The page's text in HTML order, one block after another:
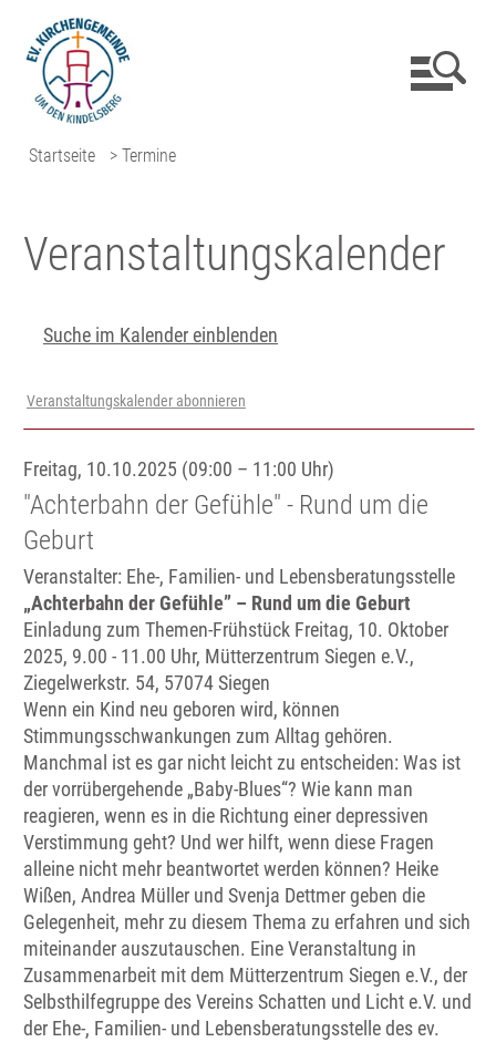
Startseite > Termine
Veranstaltungs­kalender
Suche im Kalender einblenden
Veranstaltungskalender abonnieren
Freitag, 10.10.2025 (09:00 – 11:00 Uhr)
"Achterbahn der Gefühle" - Rund um die
Geburt
Veranstalter: Ehe-, Familien- und Lebensberatungsstelle
„Achterbahn der Gefühle” – Rund um die Geburt
Einladung zum Themen-Frühstück Freitag, 10. Oktober
2025, 9.00 - 11.00 Uhr, Mütterzentrum Siegen e.V.,
Ziegelwerkstr. 54, 57074 Siegen
Wenn ein Kind neu geboren wird, können
Stimmungsschwankungen zum Alltag gehören.
Manchmal ist es gar nicht leicht zu entscheiden: Was ist
der vorrübergehende „Baby-Blues“? Wie kann man
reagieren, wenn es in die Richtung einer depressiven
Verstimmung geht? Und wer hilft, wenn diese Fragen
alleine nicht mehr beantwortet werden können? Heike
Wißen, Andrea Müller und Svenja Dettmer geben die
Gelegenheit, mehr zu diesem Thema zu erfahren und sich
miteinander auszutauschen. Eine Veranstaltung in
Zusammenarbeit mit dem Mütterzentrum Siegen e.V., der
Selbsthilfegruppe des Vereins Schatten und Licht e.V. und
der Ehe-, Familien- und Lebensberatungsstelle des ev.